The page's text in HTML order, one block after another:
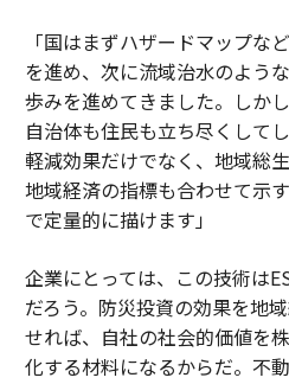
「国はまずハザードマップな
を進め、次に流域治水のよう
歩みを進めてきました。しか
自治体も住民も立ち尽くして
軽減効果だけでなく、地域総
地域経済の指標も合わせて示
で定量的に描けます」
企業にとっては、この技術は
だろう。防災投資の効果を地
せれば、自社の社会的価値を
化する材料になるからだ。不